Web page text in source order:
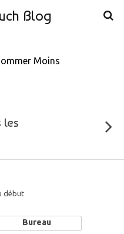
Blog
Moins
les
début
Bureau